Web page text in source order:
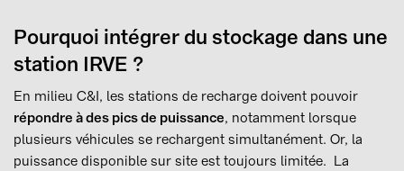
Pourquoi intégrer du stockage dans une
station IRVE ?
En milieu C&I, les stations de recharge doivent pouvoir
répondre à des pics de puissance, notamment lorsque
plusieurs véhicules se rechargent simultanément. Or, la
puissance disponible sur site est toujours limitée. La